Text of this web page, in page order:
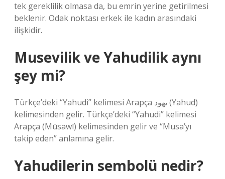
tek gereklilik olmasa da, bu emrin yerine getirilmesi
beklenir. Odak noktası erkek ile kadın arasındaki
ilişkidir.
Musevilik ve Yahudilik aynı
şey mi?
Türkçe’deki “Yahudi” kelimesi Arapça يهود (Yahud)
kelimesinden gelir. Türkçe’deki “Yahudi” kelimesi
Arapça (Mūsawī) kelimesinden gelir ve “Musa’yı
takip eden” anlamına gelir.
Yahudilerin sembolü nedir?